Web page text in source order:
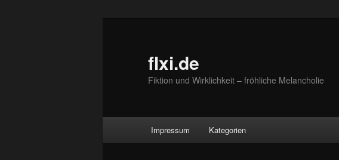
flxi.de
Fiktion und Wirklichkeit – fröhliche Melancholie
Impressum Kategorien